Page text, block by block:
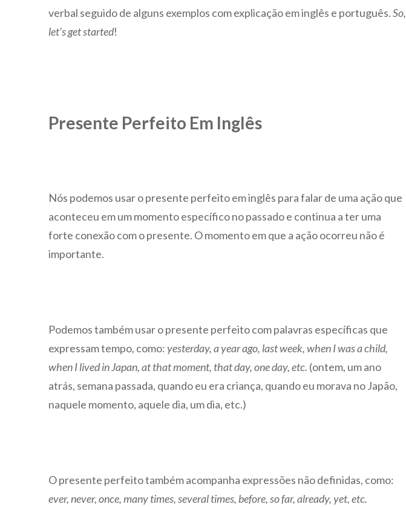
verbal seguido de alguns exemplos com explicação em inglês e português.So,
let’s get started!
Presente Perfeito Em Inglês
Nós podemos usar o presente perfeito em inglês para falar de uma ação que
aconteceu em um momento específico no passado e continua a ter uma
forte conexão com o presente. O momento em que a ação ocorreu não é
importante.
Podemos também usar o presente perfeito com palavras específicas que
expressam tempo, como: yesterday, a year ago, last week, when I was a child,
when I lived in Japan, at that moment, that day, one day, etc. (ontem, um ano
atrás, semana passada, quando eu era criança, quando eu morava no Japão,
naquele momento, aquele dia, um dia, etc.)
O presente perfeito também acompanha expressões não definidas, como:
ever, never, once, many times, several times, before, so far, already, yet, etc.